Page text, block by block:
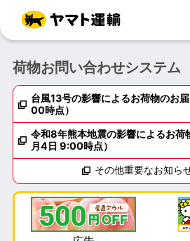
荷物お問い合わせシステム
台風13号の影響によるお荷物のお
00時点）
令和8年熊本地震の影響によるお荷
月4日 9:00時点）
その他重要なお知ら